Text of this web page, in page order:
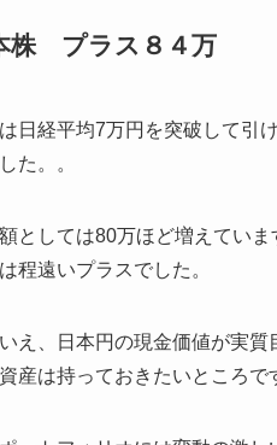
株 プラス８４万
日経平均7万円を突破して引
た。。
としては80万ほど増えてい
程遠いプラスでした。
え、日本円の現金価値が実
産は持っておきたいところで